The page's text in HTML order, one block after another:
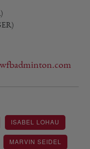
ISABEL LOHAU
MARVIN SEIDEL